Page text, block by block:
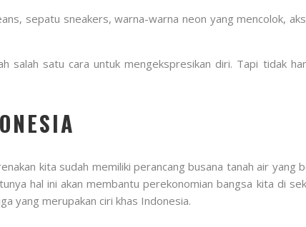
sepatu sneakers, warna-warna neon yang mencolok,
salah satu cara untuk mengekspresikan diri. Tapi tidak
kita sudah memiliki perancang busana tanah air yang
hal ini akan membantu perekonomian bangsa kita di
yang merupakan ciri khas Indonesia.